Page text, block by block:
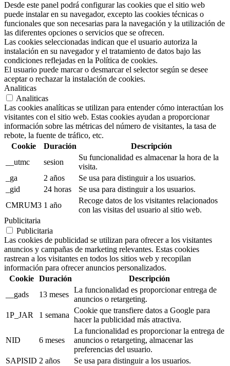
Desde este panel podrá configurar las cookies que el sitio web
puede instalar en su navegador, excepto las cookies técnicas o
funcionales que son necesarias para la navegación y la utilización de
las diferentes opciones o servicios que se ofrecen.
Las cookies seleccionadas indican que el usuario autoriza la
instalación en su navegador y el tratamiento de datos bajo las
condiciones reflejadas en la Política de cookies.
El usuario puede marcar o desmarcar el selector según se desee
aceptar o rechazar la instalación de cookies.
Analiticas
Analiticas
Las cookies analíticas se utilizan para entender cómo interactúan los
visitantes con el sitio web. Estas cookies ayudan a proporcionar
información sobre las métricas del número de visitantes, la tasa de
rebote, la fuente de tráfico, etc.
Cookie
Duración
Descripción
__utmc
sesion
Su funcionalidad es almacenar la hora de la
visita.
_ga
2 años
Se usa para distinguir a los usuarios.
_gid
24 horas
Se usa para distinguir a los usuarios.
CMRUM3 1 año
Recoge datos de los visitantes relacionados
con las visitas del usuario al sitio web.
Publicitaria
Publicitaria
Las cookies de publicidad se utilizan para ofrecer a los visitantes
anuncios y campañas de marketing relevantes. Estas cookies
rastrean a los visitantes en todos los sitios web y recopilan
información para ofrecer anuncios personalizados.
Cookie
Duración
Descripción
__gads
13 meses
La funcionalidad es proporcionar entrega de
anuncios o retargeting.
1P_JAR
1 semana
Cookie que transfiere datos a Google para
hacer la publicidad más atractiva.
NID 6 meses
La funcionalidad es proporcionar la entrega de
anuncios o retargeting, almacenar las
preferencias del usuario.
SAPISID 2 años
Se usa para distinguir a los usuarios.